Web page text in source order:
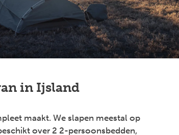
in Ijsland
maakt. We slapen meestal op
over 2 2-persoonsbedden,